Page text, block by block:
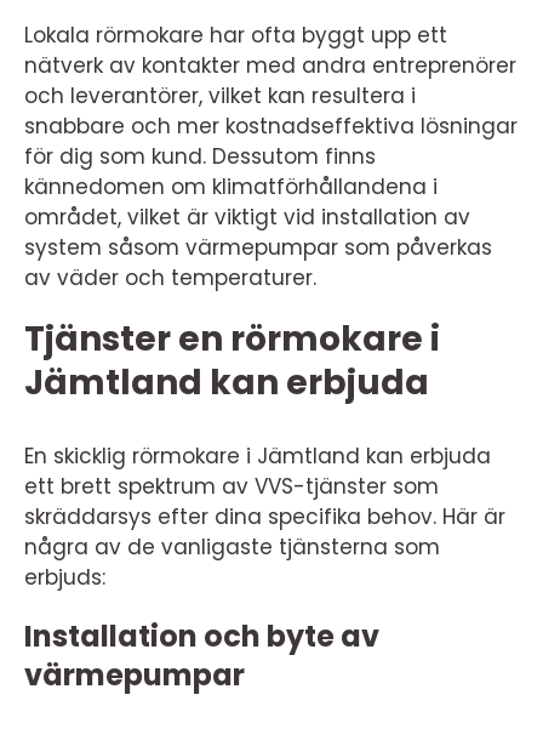
Lokala rörmokare har ofta byggt upp ett
nätverk av kontakter med andra entreprenörer
och leverantörer, vilket kan resultera i
snabbare och mer kostnadseffektiva lösningar
för dig som kund. Dessutom finns
kännedomen om klimatförhållandena i
området, vilket är viktigt vid installation av
system såsom värmepumpar som påverkas
av väder och temperaturer.
Tjänster en rörmokare i
Jämtland kan erbjuda
En skicklig rörmokare i Jämtland kan erbjuda
ett brett spektrum av VVS-tjänster som
skräddarsys efter dina specifika behov. Här är
några av de vanligaste tjänsterna som
erbjuds:
Installation och byte av
värmepumpar